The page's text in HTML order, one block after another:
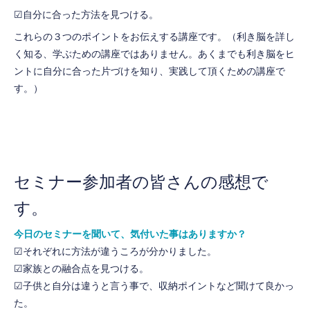
☑自分に合った方法を見つける。
これらの３つのポイントをお伝えする講座です。（利き脳を詳し
く知る、学ぶための講座ではありません。あくまでも利き脳をヒ
ントに自分に合った片づけを知り、実践して頂くための講座で
す。）
セミナー参加者の皆さんの感想で
す。
今日のセミナーを聞いて、気付いた事はありますか？
☑それぞれに方法が違うころが分かりました。
☑家族との融合点を見つける。
☑子供と自分は違うと言う事で、収納ポイントなど聞けて良かっ
た。